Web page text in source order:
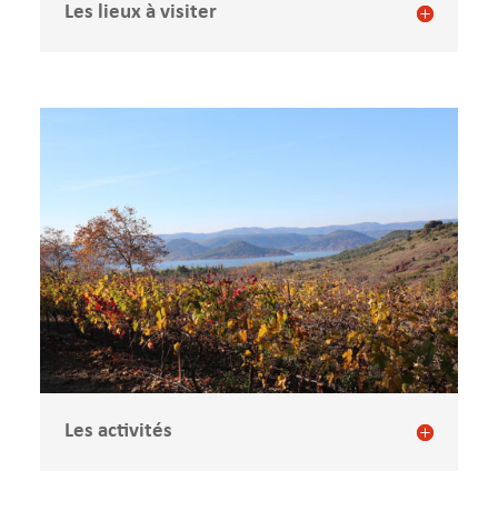
Les lieux à visiter
Les activités